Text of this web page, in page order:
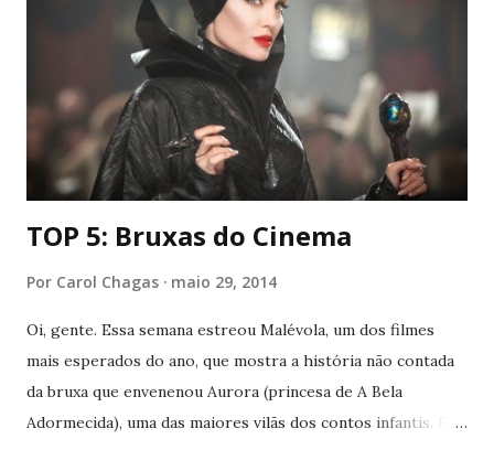
ascendente e da posição das casas , okay? Agora vai lá, ler :P
Áries Os arianos são conhecidos por iniciar, colocar em
prática coisas que ainda não foram realizadas. E que, por
esse motivo, sempre são lembrados por seus feitos. Áries
é o tempo de começos e isso fica ainda mais evidente a...
TOP 5: Bruxas do Cinema
Por Carol Chagas maio 29, 2014
Oi, gente. Essa semana estreou Malévola, um dos filmes
mais esperados do ano, que mostra a história não contada
da bruxa que envenenou Aurora (princesa de A Bela
Adormecida), uma das maiores vilãs dos contos infantis. E